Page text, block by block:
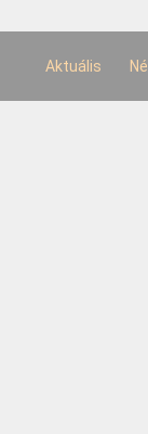
Aktuális